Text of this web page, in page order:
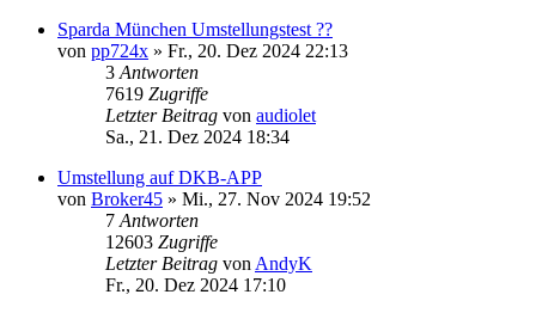
Sparda München Umstellungstest ??
von pp724x » Fr., 20. Dez 2024 22:13
3 Antworten
7619 Zugriffe
Letzter Beitrag von audiolet
Sa., 21. Dez 2024 18:34
Umstellung auf DKB-APP
von Broker45 » Mi., 27. Nov 2024 19:52
7 Antworten
12603 Zugriffe
Letzter Beitrag von AndyK
Fr., 20. Dez 2024 17:10